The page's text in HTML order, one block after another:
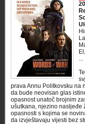
...
prava Annu Politkovsku na
da bude neovisan glas
opasnost unatoč brojnim
ušutkana, njezino nasljeđe
opasnosti s kojima se
da izvještavaju vijesti bez